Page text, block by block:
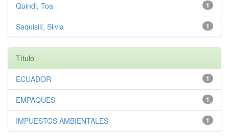
1
Quindi, Toa
1
Saquisilí, Silvia
Título
1
ECUADOR
1
EMPAQUES
1
IMPUESTOS AMBIENTALES